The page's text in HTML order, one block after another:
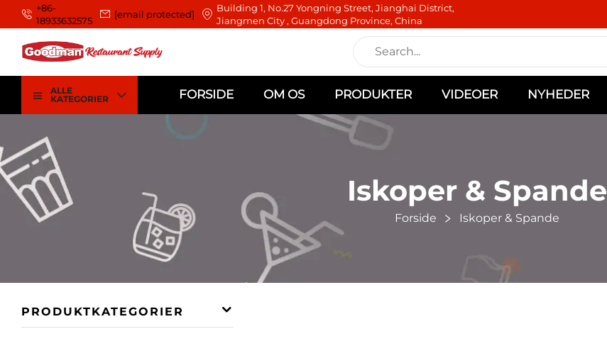
+86-
18933632575
[email protected]
Building 1, No.27 Yongning Street, Jianghai District,
Jiangmen City , Guangdong Province, China
ALLE
KATEGORIER
FORSIDE OM OS PRODUKTER VIDEOER NYHEDER
Iskoper & Spande
Forside Iskoper & Spande
PRODUKTKATEGORIER